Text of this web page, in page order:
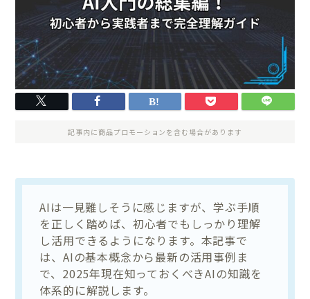
記事内に商品プロモーションを含む場合があります
AIは一見難しそうに感じますが、学ぶ手順
を正しく踏めば、初心者でもしっかり理解
し活用できるようになります。本記事で
は、AIの基本概念から最新の活用事例ま
で、2025年現在知っておくべきAIの知識を
体系的に解説します。